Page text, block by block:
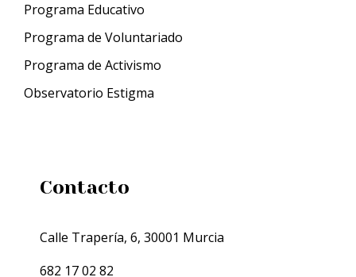
Programa Educativo
Programa de Voluntariado
Programa de Activismo
Observatorio Estigma
Contacto
Calle Trapería, 6, 30001 Murcia
682 17 02 82